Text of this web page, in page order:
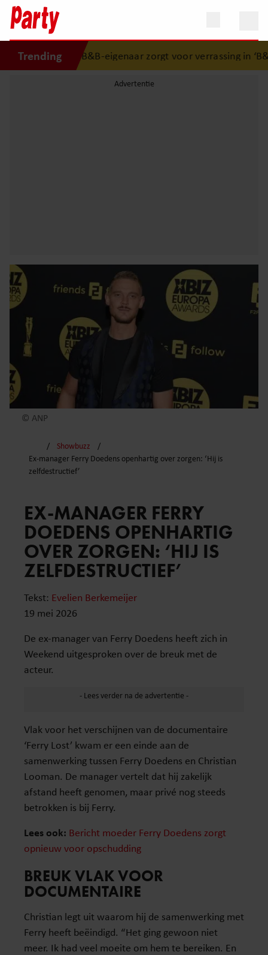
Trending
B&B-eigenaar zorgt voor verrassing in ‘B&B Vol Liefde’
© ANP
Showbuzz
Ex-manager Ferry Doedens openhartig over zorgen: ‘Hij is
zelfdestructief’
EX-MANAGER FERRY
DOEDENS OPENHARTIG
OVER ZORGEN: ‘HIJ IS
ZELFDESTRUCTIEF’
Tekst: Evelien Berkemeijer
19 mei 2026
De ex-manager van Ferry Doedens heeft zich in
Weekend uitgesproken over de breuk met de
acteur.
Vlak voor het verschijnen van de documentaire
‘Ferry Lost’ kwam er een einde aan de
samenwerking tussen Ferry Doedens en Christian
Looman. De manager vertelt dat hij zakelijk
afstand heeft genomen, maar privé nog steeds
betrokken is bij Ferry.
Lees ook: Bericht moeder Ferry Doedens zorgt
opnieuw voor opschudding
BREUK VLAK VOOR
DOCUMENTAIRE
Christian legt uit waarom hij de samenwerking met
Ferry heeft beëindigd. “Het ging gewoon niet
meer. Ik had veel moeite om hem te bereiken. En